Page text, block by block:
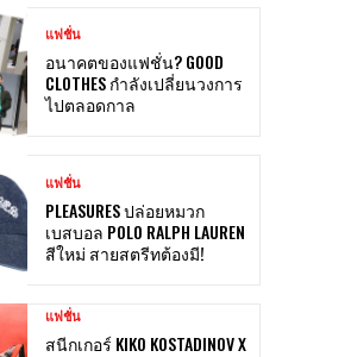
แฟชั่น
อนาคตของแฟชั่น? GOOD
CLOTHES กำลังเปลี่ยนวงการ
ไปตลอดกาล
แฟชั่น
PLEASURES ปล่อยหมวก
เบสบอล POLO RALPH LAUREN
สีใหม่ สายสตรีทต้องมี!
แฟชั่น
สนีกเกอร์ KIKO KOSTADINOV X